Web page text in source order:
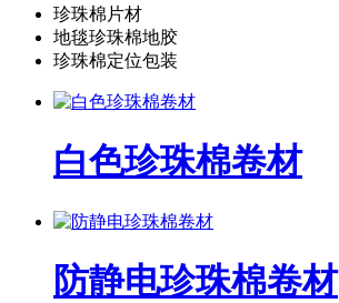
珍珠棉片材
地毯珍珠棉地胶
珍珠棉定位包装
白色珍珠棉卷材
防静电珍珠棉卷材